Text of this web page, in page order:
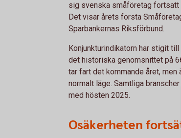
sig svenska småföretag fortsatt
Det visar årets första
Sparbankernas Riksförbund.
Konjunkturindikatorn har stigit
det historiska genomsnittet på
tar fart det kommande året,
normalt läge. Samtliga
med hösten 2025.
Osäkerheten